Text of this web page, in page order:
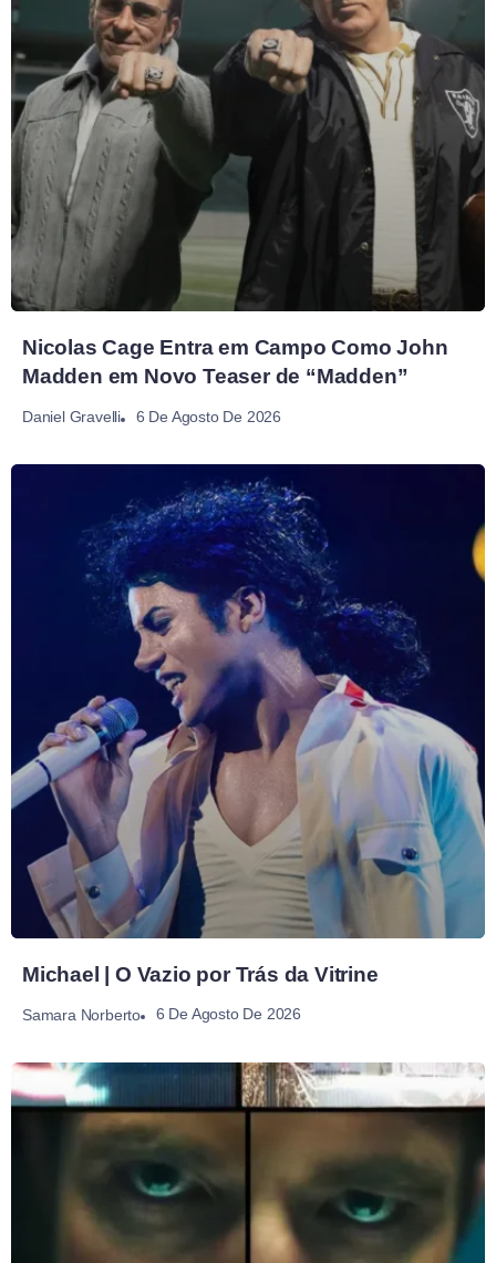
Nicolas Cage Entra em Campo Como John
Madden em Novo Teaser de “Madden”
Daniel Gravelli 6 De Agosto De 2026
Michael | O Vazio por Trás da Vitrine
Samara Norberto 6 De Agosto De 2026